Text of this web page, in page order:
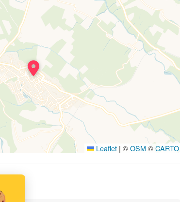
Leaflet | ©OSM ©CARTO